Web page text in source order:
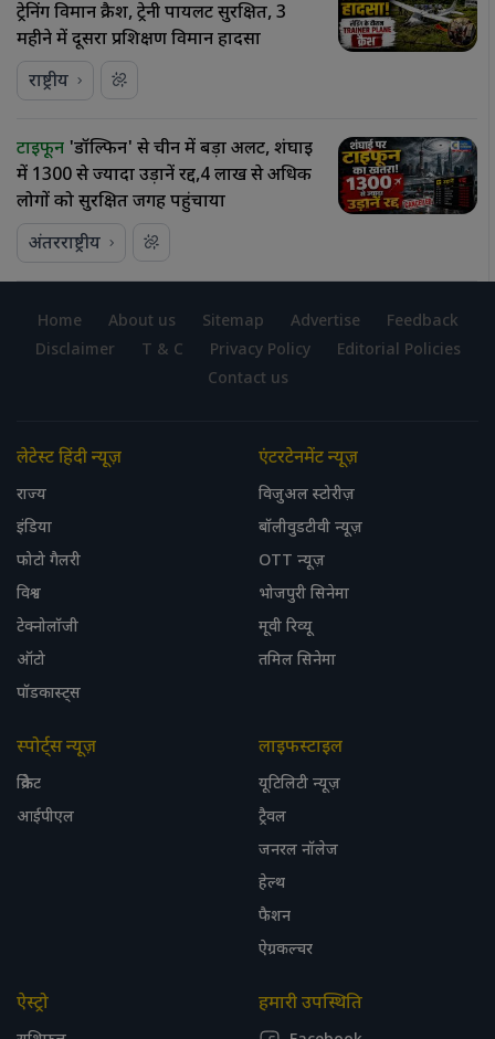
ट्रेनिंग विमान क्रैश, ट्रेनी पायलट सुरक्षित, 3
महीने में दूसरा प्रशिक्षण विमान हादसा
राष्ट्रीय
टाइफून 'डॉल्फिन' से चीन में बड़ा अलर्ट, शंघाई
में 1300 से ज्यादा उड़ानें रद्द,4 लाख से अधिक
लोगों को सुरक्षित जगह पहुंचाया
अंतरराष्ट्रीय
Home About us Sitemap Advertise
Feedback
Disclaimer
T & C Privacy Policy
Editorial Policies
Contact us
लेटेस्ट हिंदी न्यूज़
राज्य
इंडिया
फोटो गैलरी
विश्व
टेक्नोलॉजी
ऑटो
पॉडकास्ट्स
एंटरटेनमेंट न्यूज़
विजुअल स्टोरीज़
बॉलीवुडटीवी न्यूज़
OTT न्यूज़
भोजपुरी सिनेमा
मूवी रिव्यू
तमिल सिनेमा
स्पोर्ट्स न्यूज़
क्रिकेट
आईपीएल
लाइफस्टाइल
यूटिलिटी न्यूज़
ट्रैवल
जनरल नॉलेज
हेल्थ
फैशन
ऐग्रकल्चर
ऐस्ट्रो हमारी उपस्थिति